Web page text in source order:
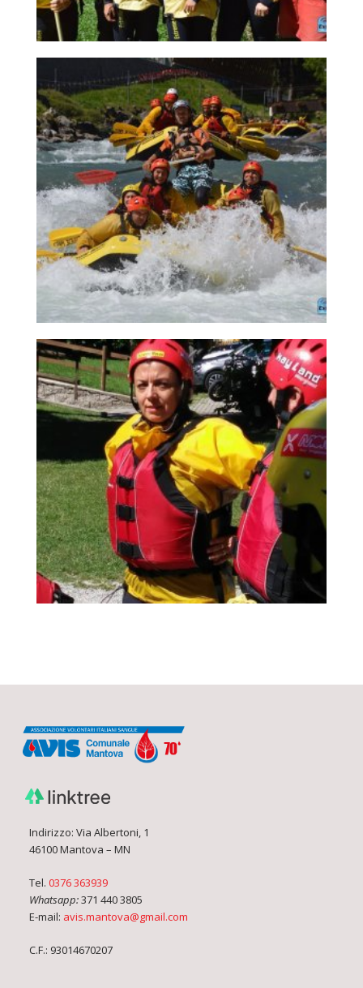
Indirizzo: Via Albertoni, 1
46100 Mantova – MN
Tel. 0376 363939
Whatsapp:371 440 3805
E-mail: avis.mantova@gmail.com
C.F.: 93014670207